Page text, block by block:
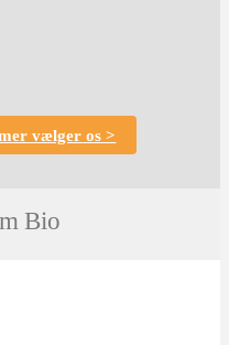
vælger os >
Bio